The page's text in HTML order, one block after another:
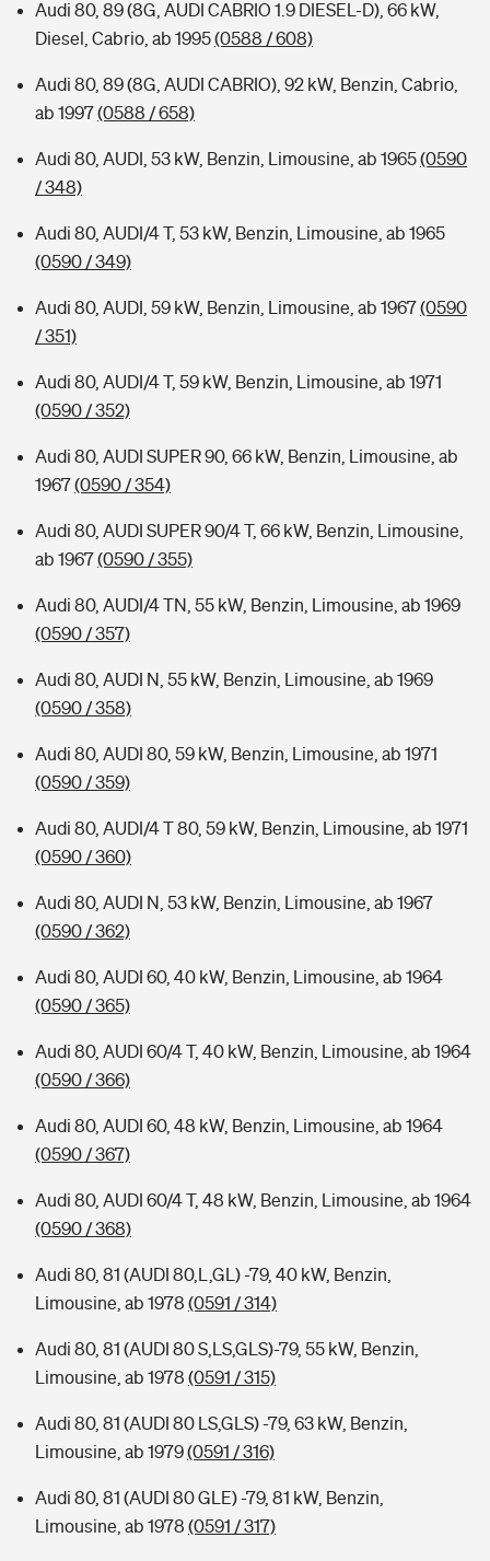
Audi 80, 89 (8G, AUDI CABRIO 1.9 DIESEL-D), 66 kW,
Diesel, Cabrio, ab 1995(0588 / 608)
Audi 80, 89 (8G, AUDI CABRIO), 92 kW, Benzin, Cabrio,
ab 1997(0588 / 658)
Audi 80, AUDI, 53 kW, Benzin, Limousine, ab 1965(0590
/ 348)
Audi 80, AUDI/4 T, 53 kW, Benzin, Limousine, ab 1965
(0590 / 349)
Audi 80, AUDI, 59 kW, Benzin, Limousine, ab 1967(0590
/ 351)
Audi 80, AUDI/4 T, 59 kW, Benzin, Limousine, ab 1971
(0590 / 352)
Audi 80, AUDI SUPER 90, 66 kW, Benzin, Limousine, ab
1967(0590 / 354)
Audi 80, AUDI SUPER 90/4 T, 66 kW, Benzin, Limousine,
ab 1967(0590 / 355)
Audi 80, AUDI/4 TN, 55 kW, Benzin, Limousine, ab 1969
(0590 / 357)
Audi 80, AUDI N, 55 kW, Benzin, Limousine, ab 1969
(0590 / 358)
Audi 80, AUDI 80, 59 kW, Benzin, Limousine, ab 1971
(0590 / 359)
Audi 80, AUDI/4 T 80, 59 kW, Benzin, Limousine, ab 1971
(0590 / 360)
Audi 80, AUDI N, 53 kW, Benzin, Limousine, ab 1967
(0590 / 362)
Audi 80, AUDI 60, 40 kW, Benzin, Limousine, ab 1964
(0590 / 365)
Audi 80, AUDI 60/4 T, 40 kW, Benzin, Limousine, ab 1964
(0590 / 366)
Audi 80, AUDI 60, 48 kW, Benzin, Limousine, ab 1964
(0590 / 367)
Audi 80, AUDI 60/4 T, 48 kW, Benzin, Limousine, ab 1964
(0590 / 368)
Audi 80, 81 (AUDI 80,L,GL) -79, 40 kW, Benzin,
Limousine, ab 1978 (0591 / 314)
Audi 80, 81 (AUDI 80 S,LS,GLS)-79, 55 kW, Benzin,
Limousine, ab 1978 (0591 / 315)
Audi 80, 81 (AUDI 80 LS,GLS) -79, 63 kW, Benzin,
Limousine, ab 1979(0591 / 316)
Audi 80, 81 (AUDI 80 GLE) -79, 81 kW, Benzin,
Limousine, ab 1978 (0591 / 317)